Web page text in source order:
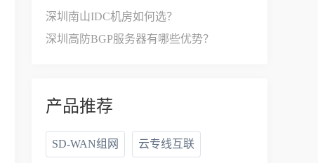
深圳南山IDC机房如何选？
深圳高防BGP服务器有哪些优势？
产品推荐
SD-WAN组网 云专线互联